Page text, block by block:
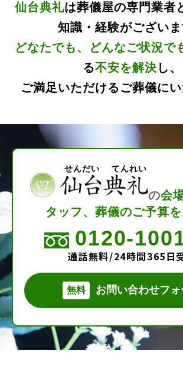
仙台典礼は葬儀屋の専門業者
知識・経験がございま
どなたでも、どんなご状況で
る不安を解決 し、
ご満足いただけるご葬儀にい
せんだい てんれい
の会
タッフ、葬儀のご予算
0120-
通話無料/24時間365日
無料 お問い合わせフ